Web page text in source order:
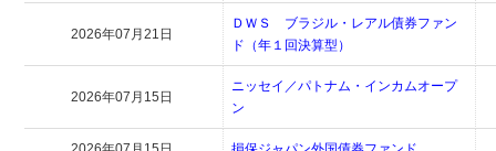
2026年07月21日
ＤＷＳ ブラジル・レアル債券ファン
ド（年１回決算型）
2026年07月15日
ニッセイ／パトナム・インカムオープ
ン